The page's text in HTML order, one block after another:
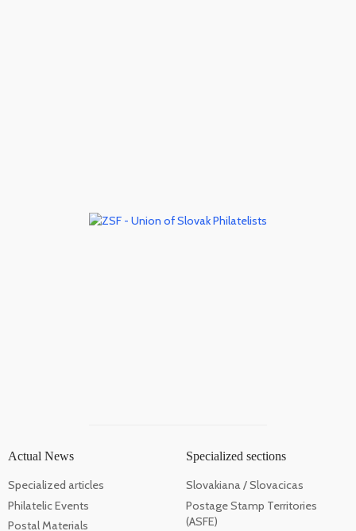
Actual News
Specialized articles
Philatelic Events
Postal Materials
Specialized sections
Slovakiana / Slovacicas
Postage Stamp Territories
(ASFE)